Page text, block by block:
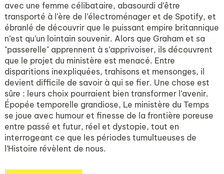
avec une femme célibataire, abasourdi d’être
transporté à l’ère de l’électroménager et de Spotify, et
ébranlé de découvrir que le puissant empire britannique
n’est qu’un lointain souvenir. Alors que Graham et sa
"passerelle" apprennent à s’apprivoiser, ils découvrent
que le projet du ministère est menacé. Entre
disparitions inexpliquées, trahisons et mensonges, il
devient difficile de savoir à qui se fier. Une chose est
sûre : leurs choix pourraient bien transformer l’avenir.
Épopée temporelle grandiose, Le ministère du Temps
se joue avec humour et finesse de la frontière poreuse
entre passé et futur, réel et dystopie, tout en
interrogeant ce que les périodes tumultueuses de
l’Histoire révèlent de nous.